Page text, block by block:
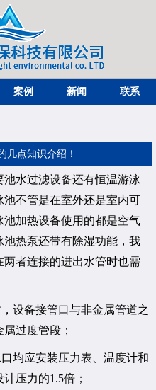
案例 新闻 联系
几点知识介绍！
水过滤设备还有恒温游泳
不管是在室外还是室内可
池加热设备使用的都是空气
热泵还带有除湿功能，我
者连接的进出水管时也需
备接管口与非金属管道之
过度管段；
应安装压力表、温度计和
压力的1.5倍；